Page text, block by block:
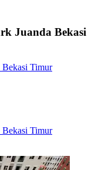
Juanda Bekasi
Bekasi Timur
Bekasi Timur